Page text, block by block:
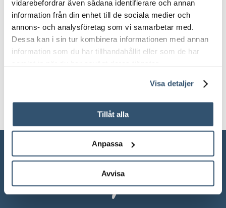
vidarebefordrar även sådana identifierare och annan
information från din enhet till de sociala medier och
annons- och analysföretag som vi samarbetar med.
Dessa kan i sin tur kombinera informationen med annan
information som du har tillhandahållit eller som de har
Visa detaljer
Tillåt alla
Anpassa
Avvisa
INFORMATION